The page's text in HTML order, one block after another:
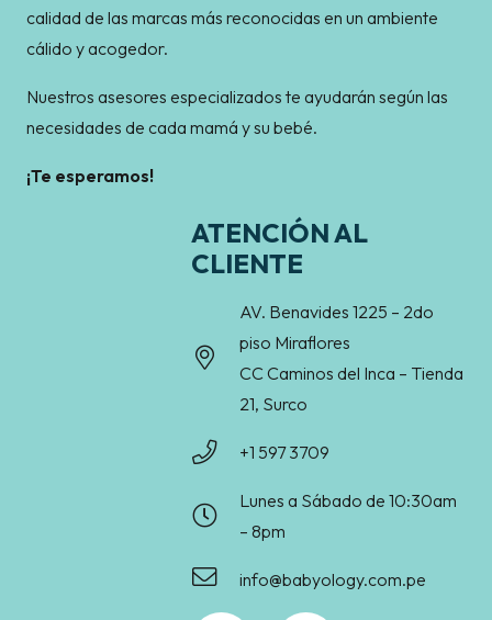
calidad de las marcas más reconocidas en un ambiente
cálido y acogedor.
Nuestros asesores especializados te ayudarán según las
necesidades de cada mamá y su bebé.
¡Te esperamos!
ATENCIÓN AL
CLIENTE
AV. Benavides 1225 – 2do
piso Miraflores
CC Caminos del Inca – Tienda
21, Surco
+1 597 3709
Lunes a Sábado de 10:30am
– 8pm
info@babyology.com.pe